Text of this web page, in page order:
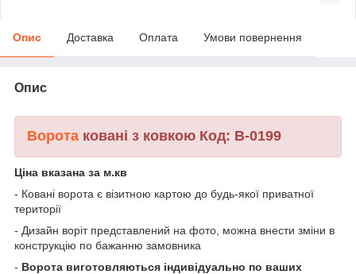
Опис Доставка Оплата Умови повернення
Опис
Ворота ковані з ковкою Код: В-0199
Ціна вказана за м.кв
- Ковані ворота є візитною картою до будь-якої приватної
території
- Дизайн воріт представлений на фото, можна внести зміни в
конструкцію по бажанню замовника
- Ворота виготовляються індивідуально по ваших